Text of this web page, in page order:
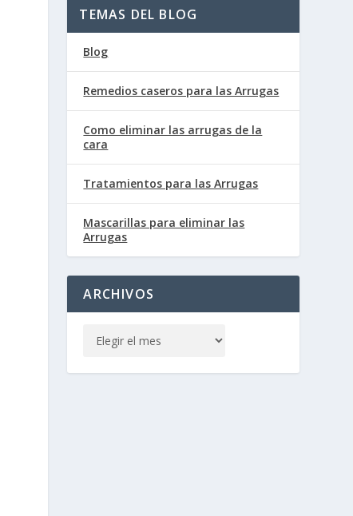
TEMAS DEL BLOG
Blog
Remedios caseros para las Arrugas
Como eliminar las arrugas de la
cara
Tratamientos para las Arrugas
Mascarillas para eliminar las
Arrugas
ARCHIVOS